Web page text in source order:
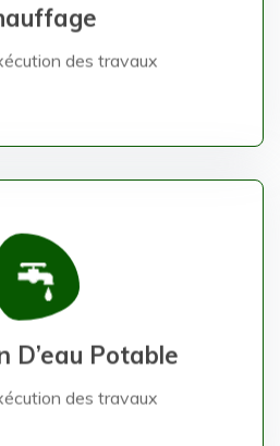
des travaux
D’eau Potable
des travaux
D’eau Potable
des travaux